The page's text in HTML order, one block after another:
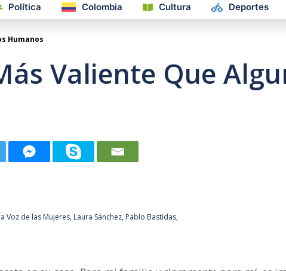
Política Colombia Cultura Deportes
Humanos
Valiente Que
Voz de las Mujeres, Laura Sánchez, Pablo Bastidas,